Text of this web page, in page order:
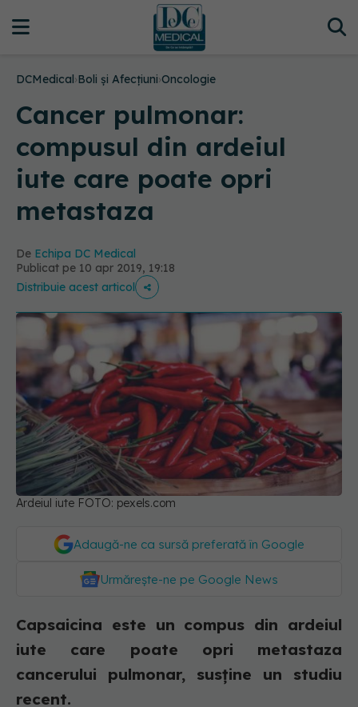
DCMedical›Boli și Afecțiuni›Oncologie
Cancer pulmonar:
compusul din ardeiul
iute care poate opri
metastaza
De Echipa DC Medical
Publicat pe 10 apr 2019, 19:18
Distribuie acest articol
Ardeiul iute FOTO: pexels.com
Adaugă-ne ca sursă preferată în Google
Urmărește-ne pe Google News
Capsaicina este un compus din ardeiul
iute care poate opri metastaza
cancerului pulmonar, susține un studiu
recent.